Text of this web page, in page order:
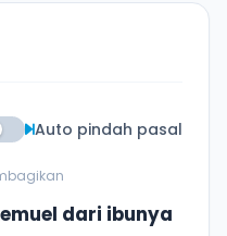
Auto pindah pasal
dari ibunya